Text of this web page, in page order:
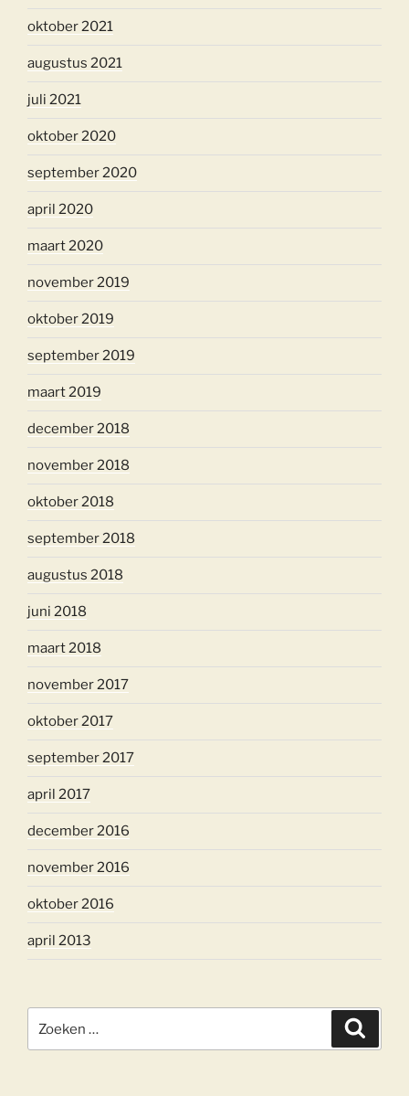
oktober 2021
augustus 2021
juli 2021
oktober 2020
september 2020
april 2020
maart 2020
november 2019
oktober 2019
september 2019
maart 2019
december 2018
november 2018
oktober 2018
september 2018
augustus 2018
juni 2018
maart 2018
november 2017
oktober 2017
september 2017
april 2017
december 2016
november 2016
oktober 2016
april 2013
naar: